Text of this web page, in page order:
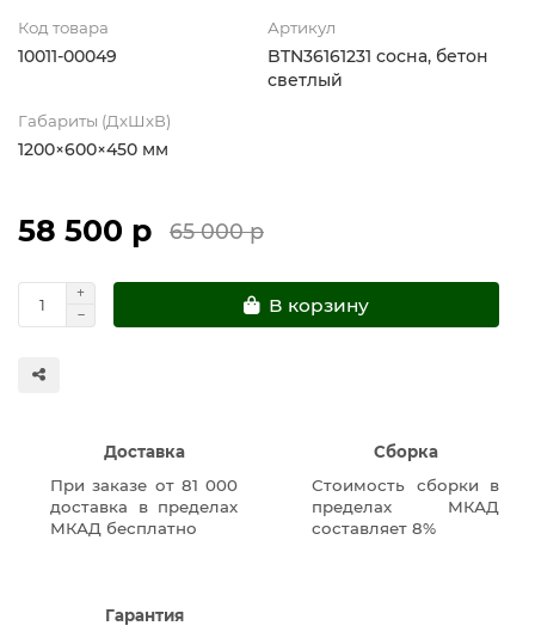
Код товара
10011-00049
Артикул
BTN36161231 сосна, бетон
светлый
Габариты (ДхШхВ)
1200×600×450 мм
58 500 р 65 000 р
В корзину
Доставка
При заказе от 81 000
доставка в пределах
МКАД бесплатно
Сборка
Стоимость сборки в
пределах МКАД
составляет 8%
Гарантия